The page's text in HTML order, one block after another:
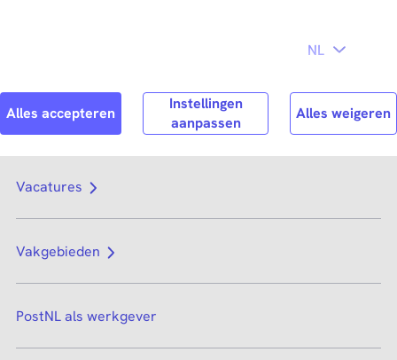
Search Zoek
Vacatures
Vakgebieden
PostNL als werkgever